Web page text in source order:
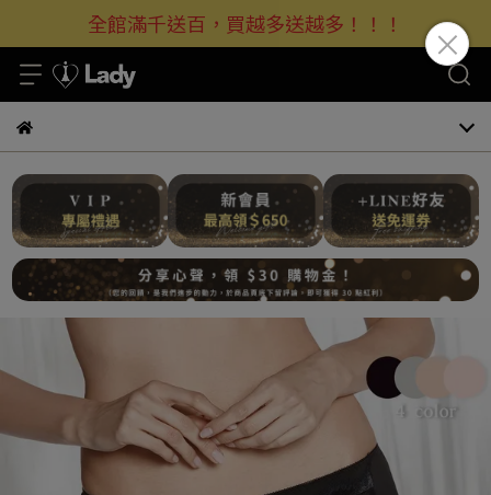
全館滿千送百，買越多送越多！！！